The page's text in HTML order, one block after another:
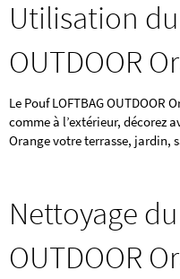
Utilisation du
OUTDOOR
Le Pouf LOFTBAG
comme à l’extérieur, décorez
Orange votre terrasse, jardin,
Nettoyage
OUTDOOR